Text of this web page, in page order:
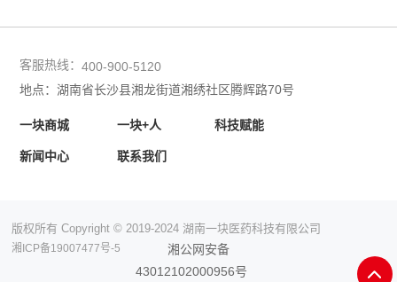
客服热线：400-900-5120
地点：湖南省长沙县湘龙街道湘绣社区腾辉路70号
一块商城 一块+人 科技赋能
新闻中心 联系我们
版权所有 Copyright © 2019-2024 湖南一块医药科技有限公司
湘ICP备19007477号-5
湘公网安备
43012102000956号